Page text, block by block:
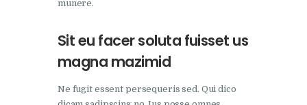
munere.
Sit eu facer soluta fuisset us
magna mazimid
Ne fugit essent persequeris sed. Qui dico